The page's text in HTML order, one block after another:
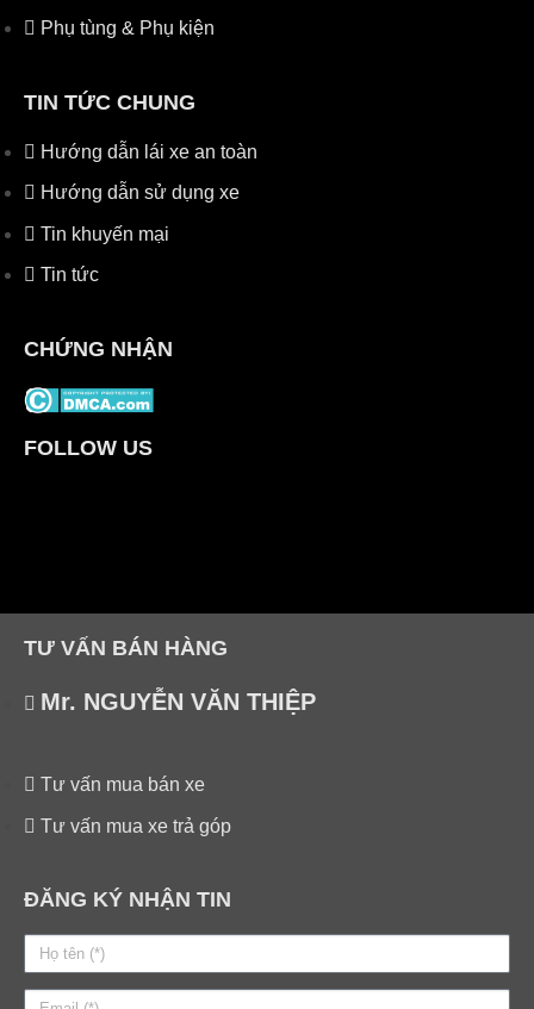
Phụ tùng & Phụ kiện
TIN TỨC CHUNG
Hướng dẫn lái xe an toàn
Hướng dẫn sử dụng xe
Tin khuyến mại
Tin tức
CHỨNG NHẬN
FOLLOW US
TƯ VẤN BÁN HÀNG
Mr. NGUYỄN VĂN THIỆP
Tư vấn mua bán xe
Tư vấn mua xe trả góp
ĐĂNG KÝ NHẬN TIN